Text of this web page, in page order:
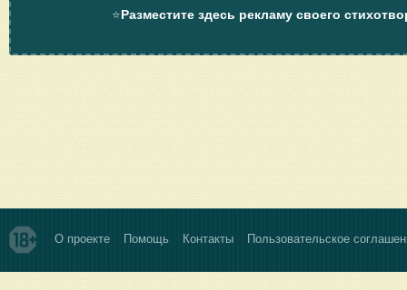
⭐Разместите здесь рекламу своего
О проекте Помощь Контакты Пользовательское